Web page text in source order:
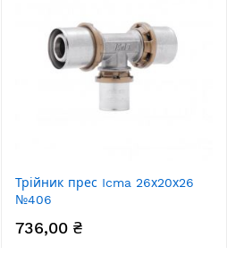
Трійник прес Icma 26х20х26
№406
736,00 ₴